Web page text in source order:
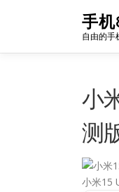
手
自由的手
小
测
小米15